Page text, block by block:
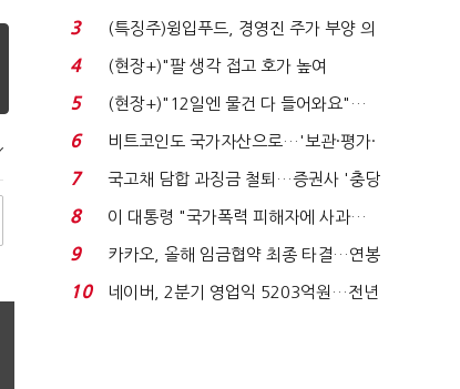
국전쟁’
3
(특징주)윙입푸드, 경영진 주가 부양 의
지에 상한가...
4
(현장+)"팔 생각 접고 호가 높여
요"…'덜 똘똘한 한 채' 20...
5
(현장+)"12일엔 물건 다 들어와요"…
빈 매대 채우며 문 연 ...
6
비트코인도 국가자산으로…'보관·평가·
처분' 기준은 ...
7
국고채 담합 과징금 철퇴…증권사 '충당
금 폭탄' 우려...
8
이 대통령 "국가폭력 피해자에 사과…
적극적 조사로 진...
9
카카오, 올해 임금협약 최종 타결…연봉
6.3% 인상·격려...
10
네이버, 2분기 영업익 5203억원…전년